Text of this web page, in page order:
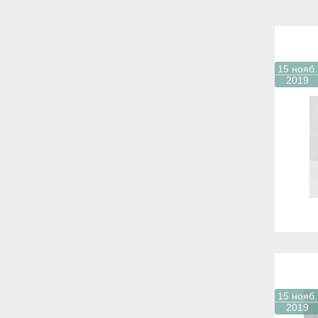
15 нояб.
2019
15 нояб.
2019